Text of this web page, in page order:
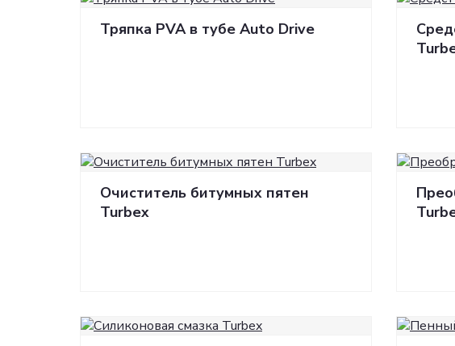
Тряпка PVA в тубе Auto Drive
Очиститель битумных пятен
Turbex